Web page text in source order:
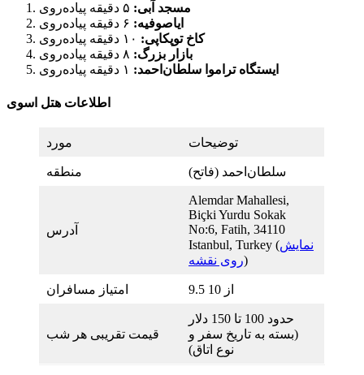
مسجد آبی:
ایاصوفیه: ۶ دقیقه پیاده‌روی
کاخ توپکاپی:
بازار بزرگ:
ایستگاه تراموا سلطان‌احمد: ۱ دقیقه پیاده‌روی
اطلاعات هتل اسوی
مورد توضیحات
منطقه سلطان‌احمد (فاتح)
آدرس
Alemdar Mahallesi,
Biçki Yurdu Sokak
No:6, Fatih, 34110
Istanbul, Turkey (نمایش
روی نقشه)
امتیاز مسافران 9.5 از 10
قیمت تقریبی هر شب
حدود 100 تا 150 دلار
(بسته به تاریخ سفر و
نوع اتاق)